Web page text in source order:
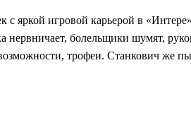
с яркой игровой карьерой в
болельщики шумят,
трофеи. Станкович же